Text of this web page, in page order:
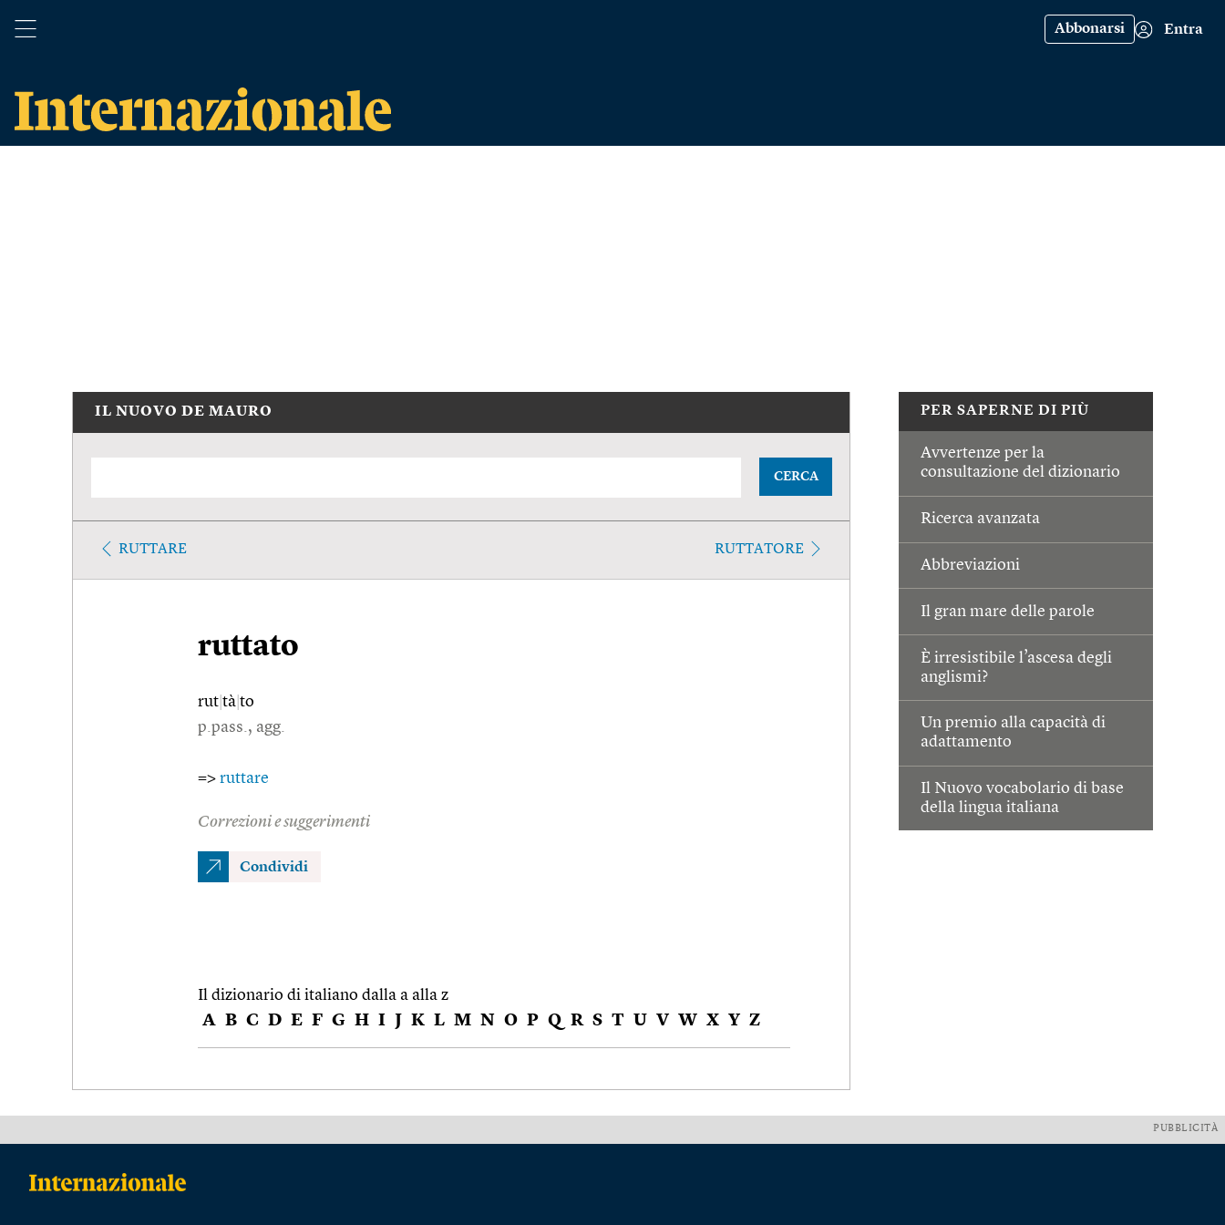
Abbonarsi Entra
PER SAPERNE DI PIÙ
Avvertenze per la
consultazione del dizionario
Ricerca avanzata
Abbreviazioni
Il gran mare delle parole
È irresistibile l’ascesa degli
anglismi?
Un premio alla capacità di
adattamento
Il Nuovo vocabolario di base
della lingua italiana
IL NUOVO DE MAURO
CERCA
RUTTARE RUTTATORE
ruttato
rut tà to
p.pass., agg.
=> ruttare
Correzioni e suggerimenti
Condividi
Il dizionario di italiano dalla a alla z
A B C D E F G H I J K L M N O P Q R S T U V W X Y Z
PUBBLICITÀ